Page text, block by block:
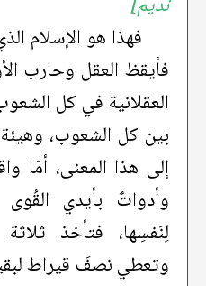
فهذا هو الإسلام
فأيقظ العقل وحارب
العقلانية في كل
بين كل الشعوب،
إلى هذا المعنى، أمّا
وأدواتٌ بأيدي القُوى
لِنَفسِها، فتأخذ
وتعطي نصفَ قيراط